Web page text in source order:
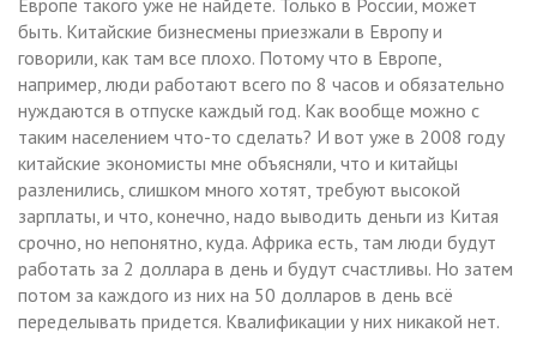
быть. Китайские бизнесмены приезжали в Европу и
говорили, как там все плохо. Потому что в Европе,
например, люди работают всего по 8 часов и обязательно
нуждаются в отпуске каждый год. Как вообще можно с
таким населением что-то сделать? И вот уже в 2008 году
китайские экономисты мне объясняли, что и китайцы
разленились, слишком много хотят, требуют высокой
зарплаты, и что, конечно, надо выводить деньги из Китая
срочно, но непонятно, куда. Африка есть, там люди будут
работать за 2 доллара в день и будут счастливы. Но затем
потом за каждого из них на 50 долларов в день всё
переделывать придется. Квалификации у них никакой нет.